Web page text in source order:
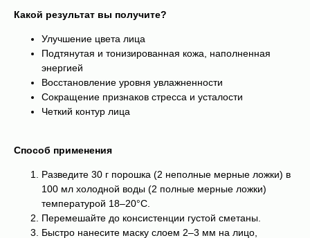
Какой результат вы получите?
Улучшение цвета лица
Подтянутая и тонизированная кожа, наполненная
энергией
Восстановление уровня увлажненности
Сокращение признаков стресса и усталости
Четкий контур лица
Способ применения
Разведите 30 г порошка (2 неполные мерные ложки) в
100 мл холодной воды (2 полные мерные ложки)
температурой 18–20°C.
Перемешайте до консистенции густой сметаны.
Быстро нанесите маску слоем 2–3 мм на лицо,